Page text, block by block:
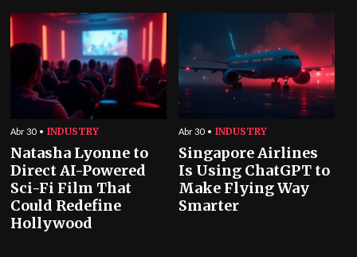
Abr 30 INDUSTRY
Natasha Lyonne to
Direct AI-Powered
Sci-Fi Film That
Could Redefine
Hollywood
Abr 30 INDUSTRY
Singapore Airlines
Is Using ChatGPT to
Make Flying Way
Smarter